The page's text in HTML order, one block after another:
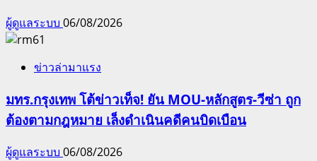
ผู้ดูแลระบบ 06/08/2026
ข่าวล่ามาแรง
มทร.กรุงเทพ โต้ข่าวเท็จ! ยัน MOU-หลักสูตร-วีซ่า ถูก
ต้องตามกฎหมาย เล็งดำเนินคดีคนบิดเบือน
ผู้ดูแลระบบ 06/08/2026